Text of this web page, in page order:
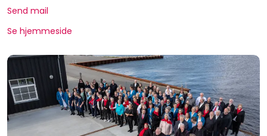
Send mail
Se hjemmeside